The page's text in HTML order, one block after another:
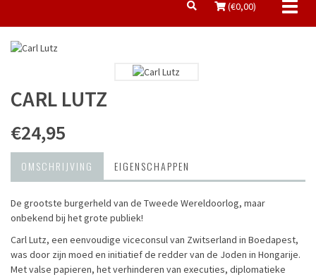
(€0,00)
CARL LUTZ
€24,95
OMSCHRIJVING EIGENSCHAPPEN
De grootste burgerheld van de Tweede Wereldoorlog, maar
onbekend bij het grote publiek!
Carl Lutz, een eenvoudige viceconsul van Zwitserland in Boedapest,
was door zijn moed en initiatief de redder van de Joden in Hongarije.
Met valse papieren, het verhinderen van executies, diplomatieke